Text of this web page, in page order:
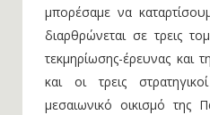
μπορέσαμε να
διαρθρώνεται σε τρεις
τεκμηρίωσης-έρευνας και
και οι τρεις
μεσαιωνικό οικισμό της